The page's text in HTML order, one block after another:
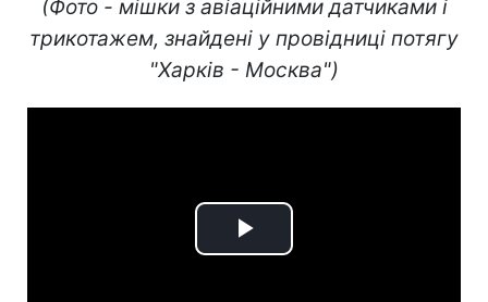
(Фото - мішки з авіаційними датчиками і
трикотажем, знайдені у провідниці потягу
"Харків - Москва")
Play